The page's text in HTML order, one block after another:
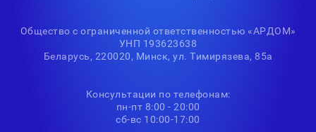
Общество с ограниченной ответственностью «АРДОМ»
УНП 193623638
Беларусь, 220020, Минск, ул. Тимирязева, 85а
Консультации по телефонам:
пн-пт 8:00 - 20:00
сб-вс 10:00-17:00